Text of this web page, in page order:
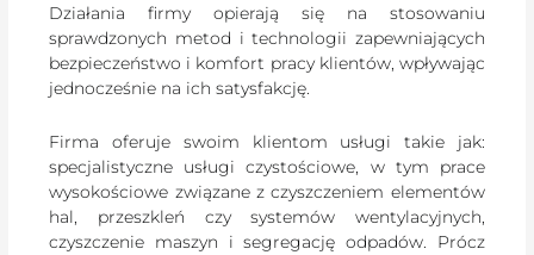
Działania firmy opierają się na stosowaniu
sprawdzonych metod i technologii zapewniających
bezpieczeństwo i komfort pracy klientów, wpływając
jednocześnie na ich satysfakcję.
Firma oferuje swoim klientom usługi takie jak:
specjalistyczne usługi czystościowe, w tym prace
wysokościowe związane z czyszczeniem elementów
hal, przeszkleń czy systemów wentylacyjnych,
czyszczenie maszyn i segregację odpadów. Prócz